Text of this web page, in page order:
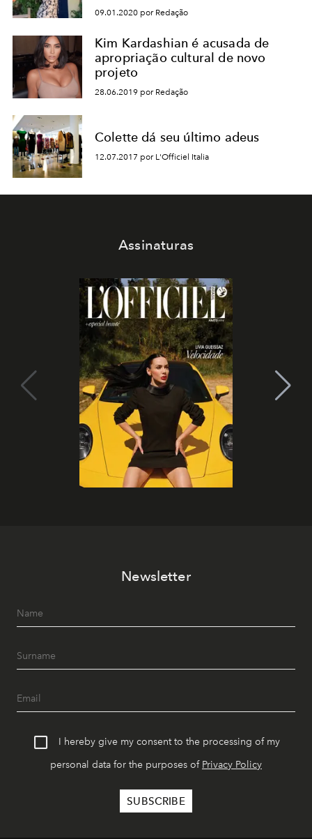
09.01.2020 por Redação
Kim Kardashian é acusada de
apropriação cultural de novo
projeto
28.06.2019 por Redação
Colette dá seu último adeus
12.07.2017 por L'Officiel Italia
Assinaturas
Newsletter
I hereby give my consent to the processing of my
personal data for the purposes of Privacy Policy